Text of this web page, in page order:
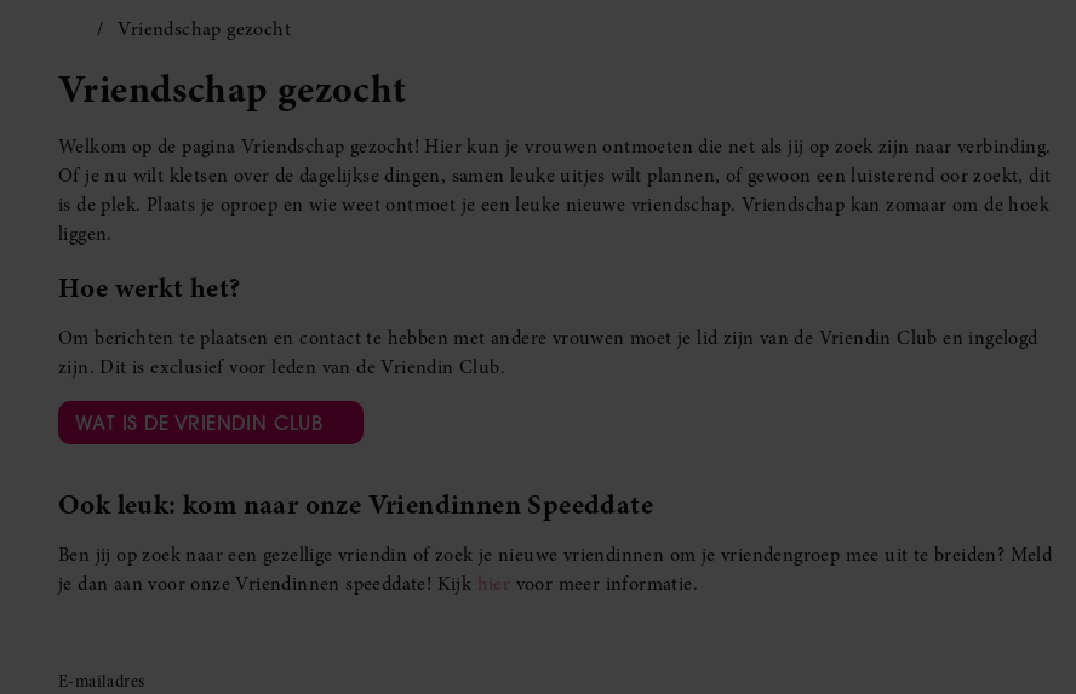
Vriendschap gezocht
Vriendschap gezocht
Welkom op de pagina Vriendschap gezocht! Hier kun je vrouwen ontmoeten die net als jij op zoek zijn naar verbinding.
Of je nu wilt kletsen over de dagelijkse dingen, samen leuke uitjes wilt plannen, of gewoon een luisterend oor zoekt, dit
is de plek. Plaats je oproep en wie weet ontmoet je een leuke nieuwe vriendschap. Vriendschap kan zomaar om de hoek
liggen.
Hoe werkt het?
Om berichten te plaatsen en contact te hebben met andere vrouwen moet je lid zijn van de Vriendin Club en ingelogd
zijn. Dit is exclusief voor leden van de Vriendin Club.
WAT IS DE VRIENDIN CLUB
Ook leuk: kom naar onze Vriendinnen Speeddate
Ben jij op zoek naar een gezellige vriendin of zoek je nieuwe vriendinnen om je vriendengroep mee uit te breiden? Meld
je dan aan voor onze Vriendinnen speeddate! Kijk hier voor meer informatie.
E-mailadres